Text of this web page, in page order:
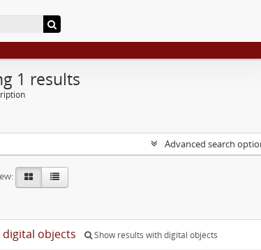
1 results
Advanced search
objects Show results with digital objects